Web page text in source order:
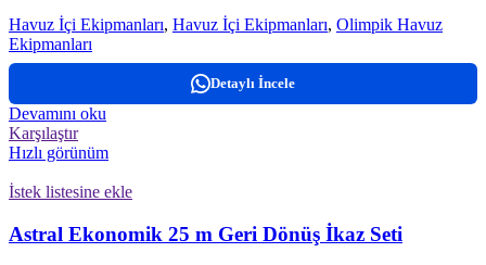
Havuz İçi Ekipmanları, Havuz İçi Ekipmanları, Olimpik Havuz
Ekipmanları
Detaylı İncele
Devamını oku
Karşılaştır
Hızlı görünüm
İstek listesine ekle
Astral Ekonomik 25 m Geri Dönüş İkaz Seti